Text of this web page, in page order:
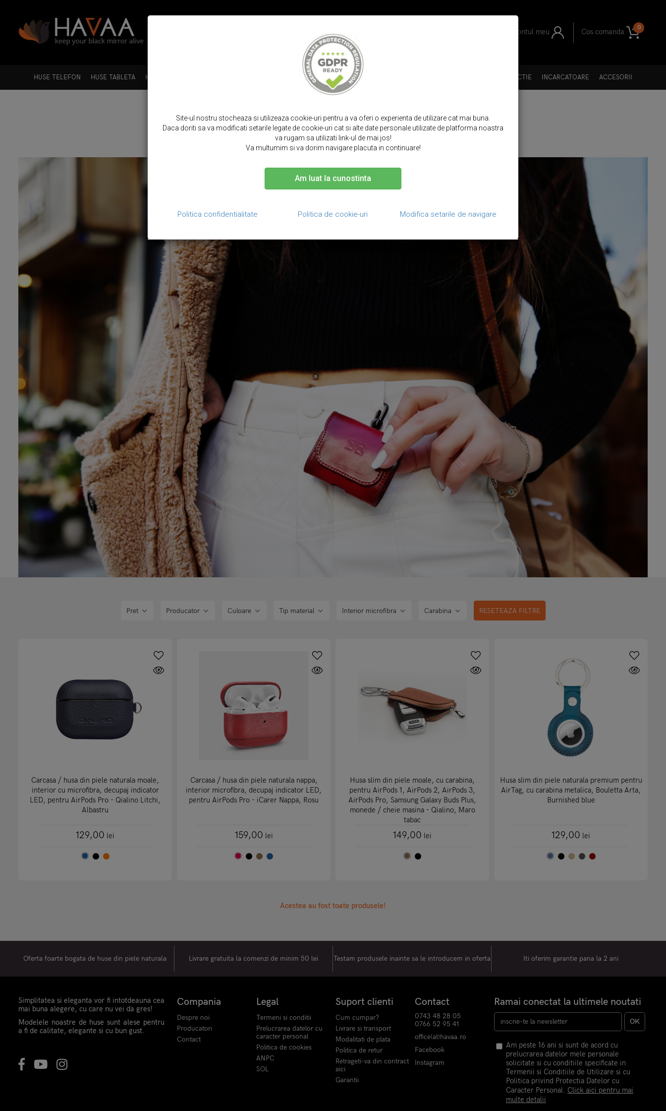
Contul meu 0
Cos comanda
HUSE TELEFON HUSE TABLETA HUSE LAPTOP CURELE SMARTWATCH TOCURI SI SACULETI FOLII PROTECTIE INCARCATOARE ACCESORII
HUSE AIRPODS PRO
Pret Producator Culoare Tip material Interior microfibra Carabina RESETEAZA FILTRE
Carcasa / husa din piele naturala moale,
interior cu microfibra, decupaj indicator
LED, pentru AirPods Pro - Qialino Litchi,
Albastru
129,00 lei
Carcasa / husa din piele naturala nappa,
interior microfibra, decupaj indicator LED,
pentru AirPods Pro - iCarer Nappa, Rosu
159,00 lei
Husa slim din piele moale, cu carabina,
pentru AirPods 1, AirPods 2, AirPods 3,
AirPods Pro, Samsung Galaxy Buds Plus,
monede / cheie masina - Qialino, Maro
tabac
149,00 lei
Husa slim din piele naturala premium pentru
AirTag, cu carabina metalica, Bouletta Arta,
Burnished blue
129,00 lei
Acestea au fost toate produsele!
Oferta foarte bogata de huse din piele naturala Livrare gratuita la comenzi de minim 50 lei Testam produsele inainte sa le introducem in oferta Iti oferim garantie pana la 2 ani
Simplitatea si eleganta vor fi intotdeauna cea
mai buna alegere, cu care nu vei da gres!
Modelele noastre de huse sunt alese pentru
a fi de calitate, elegante si cu bun gust.
Compania
Despre noi
Producatori
Contact
Legal
Termeni si conditii
Prelucrarea datelor cu
caracter personal
Politica de cookies
ANPC
SOL
Suport clienti
Cum cumpar?
Livrare si transport
Modalitati de plata
Politica de retur
Retrageti-va din contract
aici
Garantii
Contact
0743 48 28 05
0766 52 95 41
office(at)havaa.ro
Facebook
Instagram
Ramai conectat la ultimele noutati
OK
Am peste 16 ani si sunt de acord cu
prelucrarea datelor mele personale
solicitate si cu conditiile specificate in
Termenii si Conditiile de Utilizare si cu
Politica privind Protectia Datelor cu
Caracter Personal. Click aici pentru mai
multe detalii
Site-ul nostru stocheaza si utilizeaza cookie-uri pentru a va oferi o experienta de utilizare cat mai buna.
Daca doriti sa va modificati setarile legate de cookie-uri cat si alte date personale utilizate de platforma noastra
va rugam sa utilizati link-ul de mai jos!
Va multumim si va dorim navigare placuta in continuare!
Am luat la cunostinta
Politica confidentialitate Politica de cookie-uri Modifica setarile de navigare